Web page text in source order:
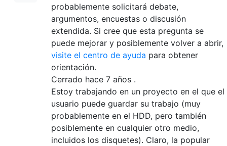
probablemente solicitará debate,
argumentos, encuestas o discusión
extendida. Si cree que esta pregunta se
puede mejorar y posiblemente volver a abrir,
visite el centro de ayuda para obtener
orientación.
Cerrado hace 7 años .
Estoy trabajando en un proyecto en el que el
usuario puede guardar su trabajo (muy
probablemente en el HDD, pero también
posiblemente en cualquier otro medio,
incluidos los disquetes). Claro, la popular